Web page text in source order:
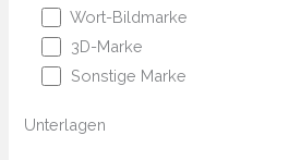
Wort-Bildmarke
3D-Marke
Sonstige Marke
Unterlagen